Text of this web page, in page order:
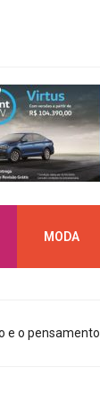
MODA
e o pensamento